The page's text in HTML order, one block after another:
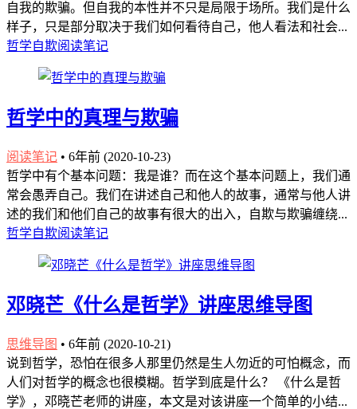
自我的欺骗。但自我的本性并不只是局限于场所。我们是什么
样子，只是部分取决于我们如何看待自己，他人看法和社会...
哲学自欺阅读笔记
哲学中的真理与欺骗
阅读笔记 • 6年前 (2020-10-23)
哲学中有个基本问题：我是谁？而在这个基本问题上，我们通
常会愚弄自己。我们在讲述自己和他人的故事，通常与他人讲
述的我们和他们自己的故事有很大的出入，自欺与欺骗缠绕...
哲学自欺阅读笔记
邓晓芒《什么是哲学》讲座思维导图
思维导图 • 6年前 (2020-10-21)
说到哲学，恐怕在很多人那里仍然是生人勿近的可怕概念，而
人们对哲学的概念也很模糊。哲学到底是什么？ 《什么是哲
学》，邓晓芒老师的讲座，本文是对该讲座一个简单的小结...